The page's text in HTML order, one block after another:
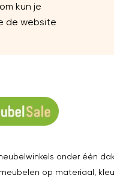
kun je
de website
onder één
op materiaal,